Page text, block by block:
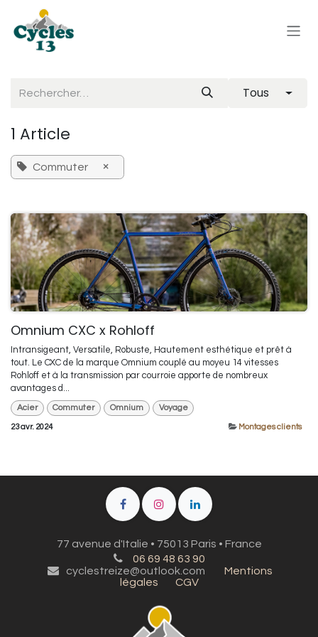
Se rendre au contenu
Tous
1 Article
Commuter ×
Omnium CXC x Rohloff
Intransigeant, Versatile, Robuste, Hautement esthétique et prêt à
tout. Le CXC de la marque Omnium couplé au moyeu 14 vitesses
Rohloff et à la transmission par courroie apporte de nombreux
avantages d...
Acier Commuter Omnium Voyage
23 avr. 2024 Montages clients
77 avenue d'Italie • 75013 Paris • France
06 69 48 63 90
cyclestreize@outlook.com Mentions
légales
CGV